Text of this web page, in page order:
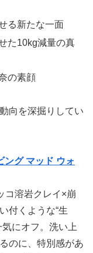
る新たな一面
た10kg減量の真
の素顔
向を深掘りしてい
ング マッド ウォ
コ溶岩クレイ×崩
付くような“生
にオフ。洗い上
のに、特別感があ